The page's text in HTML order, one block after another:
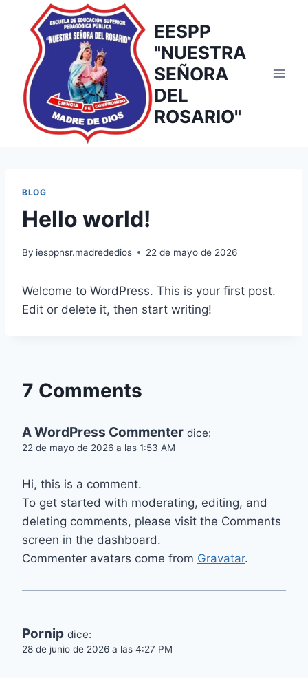
content
EESPP
"NUESTRA
SEÑORA
DEL
ROSARIO"
BLOG
Hello world!
By iesppnsr.madrededios 22 de mayo de 2026
Welcome to WordPress. This is your first post.
Edit or delete it, then start writing!
7 Comments
A WordPress Commenter dice:
22 de mayo de 2026 a las 1:53 AM
Hi, this is a comment.
To get started with moderating, editing, and
deleting comments, please visit the Comments
screen in the dashboard.
Commenter avatars come from Gravatar.
Pornip dice:
28 de junio de 2026 a las 4:27 PM